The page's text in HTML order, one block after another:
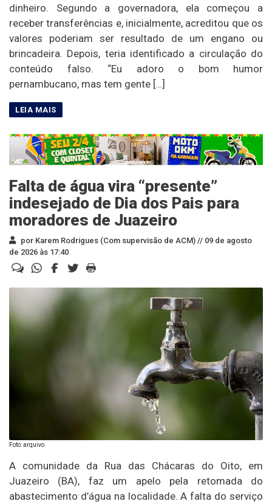
dinheiro. Segundo a governadora, ela começou a
receber transferências e, inicialmente, acreditou que os
valores poderiam ser resultado de um engano ou
brincadeira. Depois, teria identificado a circulação do
conteúdo falso. “Eu adoro o bom humor
pernambucano, mas tem gente […]
Falta de água vira “presente”
indesejado de Dia dos Pais para
moradores de Juazeiro
por Karem Rodrigues (Com supervisão de ACM) // 09 de agosto
de 2026 às 17:40
Foto: arquivo
A comunidade da Rua das Chácaras do Oito, em
Juazeiro (BA), faz um apelo pela retomada do
abastecimento d’água na localidade. A falta do serviço